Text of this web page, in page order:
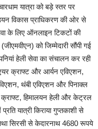
यात्रा को बड़े स्तर पर
विकास प्राधिकरण की ओर से
के लिए ऑनलाइन टिकटों की
को जिम्मेदारी सौंपी गई
हेली सेवा का संचालन कर रही
क्राफ्ट और आर्यन एविएशन,
थंबी एविएशन और पिनाक्ल
क्राफ्ट, हिमालयन हेली और केट्रल
यात्री किराया गुप्तकाशी से
सिरसी से केदारनाथ 4680 रूपये